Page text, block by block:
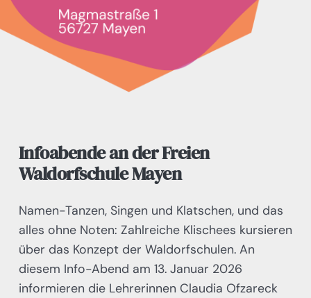
Infoabende an der Freien
Waldorfschule Mayen
Namen-Tanzen, Singen und Klatschen, und das
alles ohne Noten: Zahlreiche Klischees kursieren
über das Konzept der Waldorfschulen. An
diesem Info-Abend am 13. Januar 2026
informieren die Lehrerinnen Claudia Ofzareck